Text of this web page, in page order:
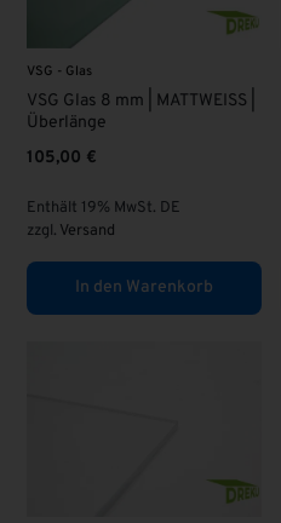
VSG - Glas
VSG Glas 8 mm | MATTWEISS |
Überlänge
105,00 €
Enthält 19% MwSt. DE
zzgl. Versand
In den Warenkorb